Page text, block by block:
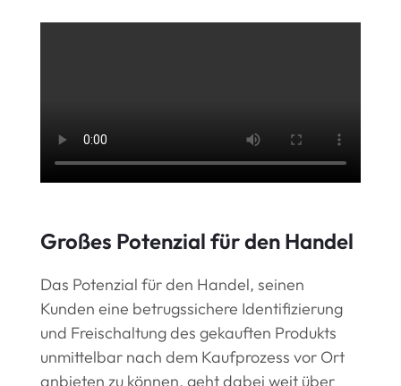
Großes Potenzial für den Handel
Das Potenzial für den Handel, seinen
Kunden eine betrugssichere Identifizierung
und Freischaltung des gekauften Produkts
unmittelbar nach dem Kaufprozess vor Ort
anbieten zu können, geht dabei weit über